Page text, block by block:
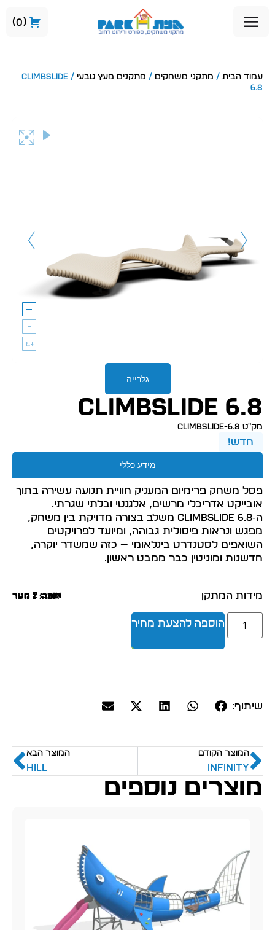
0
עמוד הבית / מתקני משחקים / מתקנים מעץ טבעי
/ CLIMBSLIDE
6.8
CLIMBSLIDE 6.8
מק״ט climbslide-6.8
חדש!
מידע כללי
פסל משחק פרימיום המעניק חוויית תנועה עשירה בתוך
אובייקט אדריכלי מרשים, אלגנטי ובלתי שגרתי.
ה‑CLIMBSLIDE 6.8 משלב בצורה מדויקת בין משחק,
מפגש ונראות פיסולית גבוהה, ומיועד לפרויקטים
השואפים לסטנדרט בינלאומי — כזה שמשדר יוקרה,
חדשנות ומוניטין כבר ממבט ראשון.
מידות המתקן אורך: 7 מטר
רוחב: 2 מטר
גובה: 1 מטר
הוספה להצעת מחיר
שיתוף:
גלרייה
המוצר הקודם
INFINITY
המוצר הבא
HILL
מוצרים נוספים